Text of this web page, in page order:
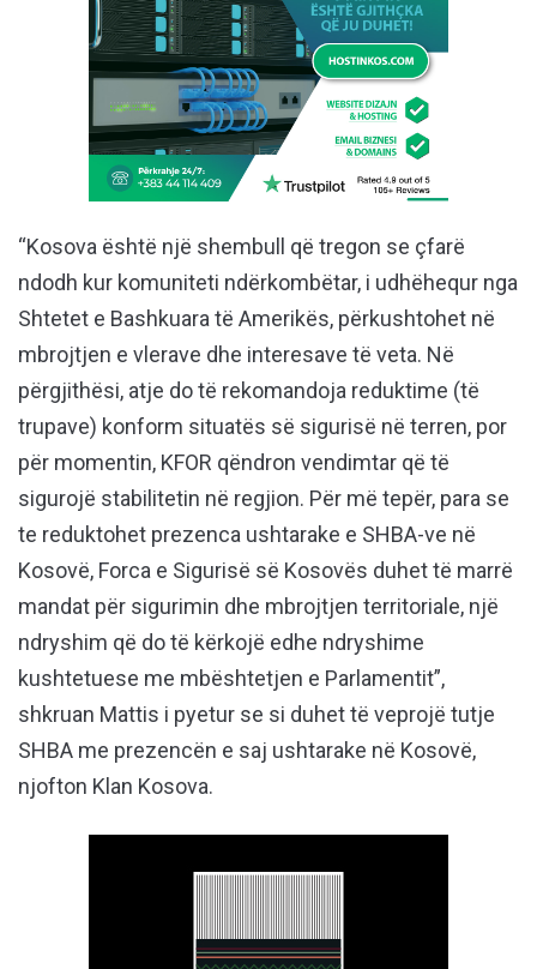
“Kosova është një shembull që tregon se çfarë
ndodh kur komuniteti ndërkombëtar, i udhëhequr nga
Shtetet e Bashkuara të Amerikës, përkushtohet në
mbrojtjen e vlerave dhe interesave të veta. Në
përgjithësi, atje do të rekomandoja reduktime (të
trupave) konform situatës së sigurisë në terren, por
për momentin, KFOR qëndron vendimtar që të
sigurojë stabilitetin në regjion. Për më tepër, para se
te reduktohet prezenca ushtarake e SHBA-ve në
Kosovë, Forca e Sigurisë së Kosovës duhet të marrë
mandat për sigurimin dhe mbrojtjen territoriale, një
ndryshim që do të kërkojë edhe ndryshime
kushtetuese me mbështetjen e Parlamentit”,
shkruan Mattis i pyetur se si duhet të veprojë tutje
SHBA me prezencën e saj ushtarake në Kosovë,
njofton Klan Kosova.